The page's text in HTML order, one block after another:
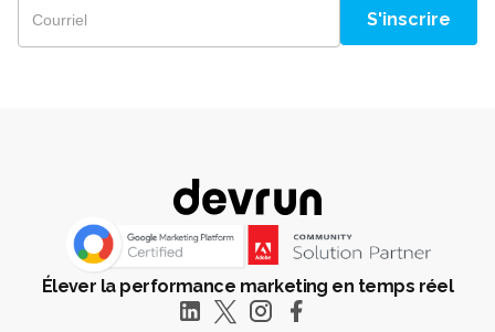
Élever la performance marketing en temps réel